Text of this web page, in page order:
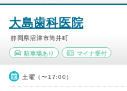
大島歯科医院
静岡県沼津市筒井町
駐車場あり マイナ受付
土曜（〜17:00）